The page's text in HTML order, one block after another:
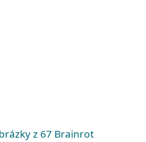
z 67 Brainrot